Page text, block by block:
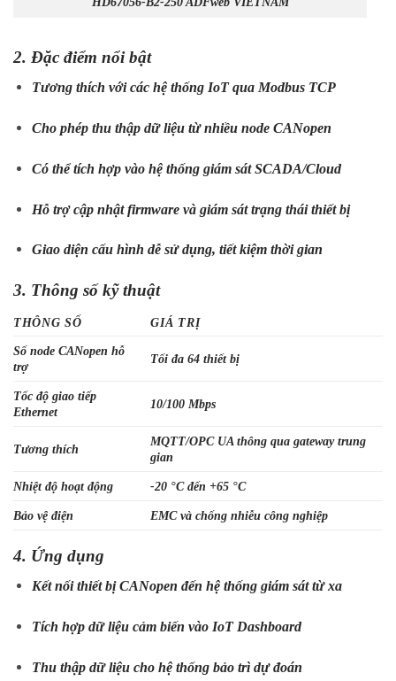
2. Đặc điểm nổi bật
Tương thích với các hệ thống IoT qua Modbus TCP
Cho phép thu thập dữ liệu từ nhiều node CANopen
Có thể tích hợp vào hệ thống giám sát SCADA/Cloud
Hỗ trợ cập nhật firmware và giám sát trạng thái thiết bị
Giao diện cấu hình dễ sử dụng, tiết kiệm thời gian
3. Thông số kỹ thuật
THÔNG SỐ
GIÁ TRỊ
Số node CANopen hỗ
trợ
Tối đa 64 thiết bị
Tốc độ giao tiếp
Ethernet
10/100 Mbps
Tương thích
MQTT/OPC UA thông qua gateway trung
gian
Nhiệt độ hoạt động -20 °C đến +65 °C
Bảo vệ điện EMC và chống nhiễu công nghiệp
4. Ứng dụng
Kết nối thiết bị CANopen đến hệ thống giám sát từ xa
Tích hợp dữ liệu cảm biến vào IoT Dashboard
Thu thập dữ liệu cho hệ thống bảo trì dự đoán